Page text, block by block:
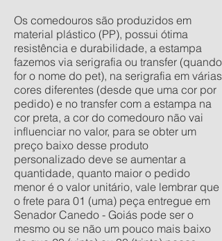
Os comedouros são produzidos em
material plástico (PP), possui ótima
resistência e durabilidade, a estampa
fazemos via serigrafia ou transfer (quando
for o nome do pet), na serigrafia em várias
cores diferentes (desde que uma cor por
pedido) e no transfer com a estampa na
cor preta, a cor do comedouro não vai
influenciar no valor, para se obter um
preço baixo desse produto
personalizado deve se aumentar a
quantidade, quanto maior o pedido
menor é o valor unitário, vale lembrar que
o frete para 01 (uma) peça entregue em
Senador Canedo - Goiás pode ser o
mesmo ou se não um pouco mais baixo